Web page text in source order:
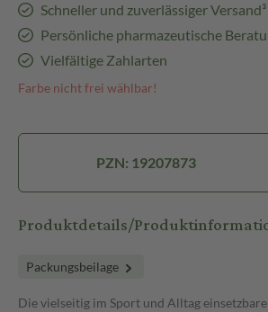
Schneller und zuverlässiger Versand³
Persönliche pharmazeutische
Vielfältige Zahlarten
Farbe nicht frei wählbar!
PZN: 19207873
Produktdetails/
Packungsbeilage
Die vielseitig im Sport und Alltag